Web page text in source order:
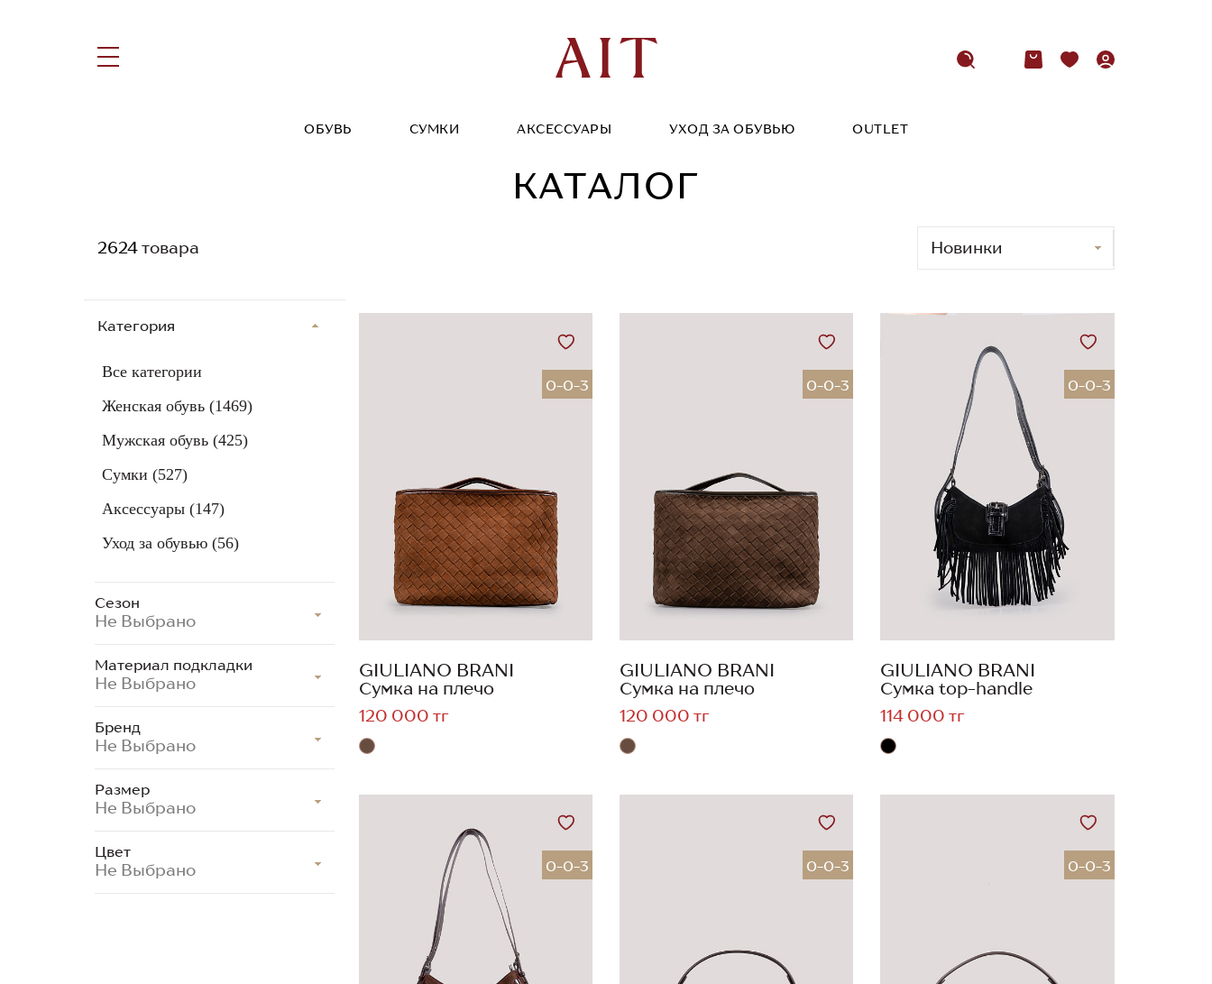
ОБУВЬ СУМКИ АКСЕССУАРЫ УХОД ЗА ОБУВЬЮ OUTLET
КАТАЛОГ
Категория
Все категории
Женская обувь (1469)
Мужская обувь (425)
Сумки (527)
Аксессуары (147)
Уход за обувью (56)
Сезон
Не Выбрано
Материал подкладки
Не Выбрано
Бренд
Не Выбрано
Размер
Не Выбрано
Цвет
Не Выбрано
0-0-3
GIULIANO BRANI
Сумка на плечо
120 000 тг
0-0-3
GIULIANO BRANI
Сумка на плечо
120 000 тг
0-0-3
GIULIANO BRANI
Сумка top-handle
114 000 тг
0-0-3 0-0-3 0-0-3
2624товара